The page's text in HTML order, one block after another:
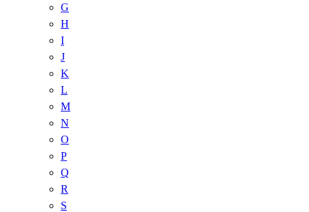
G
H
I
J
K
L
M
N
O
P
Q
R
S